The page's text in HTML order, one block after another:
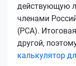
действующую
членами
(РСА).
другой,
калькулятор